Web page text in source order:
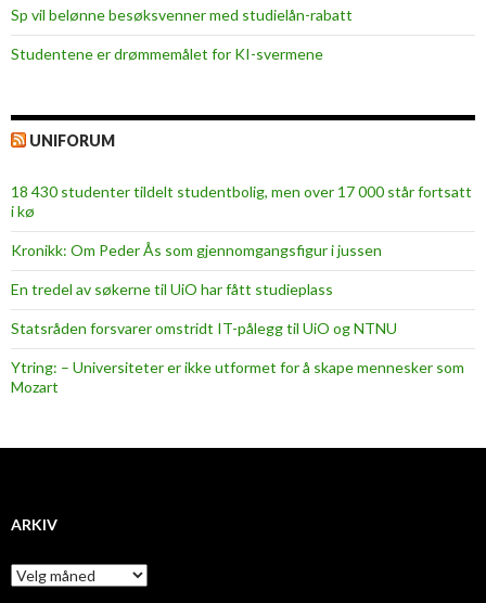
Sp vil belønne besøksvenner med studielån-rabatt
Studentene er drømmemålet for KI-svermene
UNIFORUM
18 430 studenter tildelt studentbolig, men over 17 000 står fortsatt
i kø
Kronikk: Om Peder Ås som gjennomgangsfigur i jussen
En tredel av søkerne til UiO har fått studieplass
Statsråden forsvarer omstridt IT-pålegg til UiO og NTNU
Ytring: – Universiteter er ikke utformet for å skape mennesker som
Mozart
ARKIV
A
r